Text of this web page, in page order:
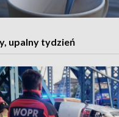
upalny tydzień